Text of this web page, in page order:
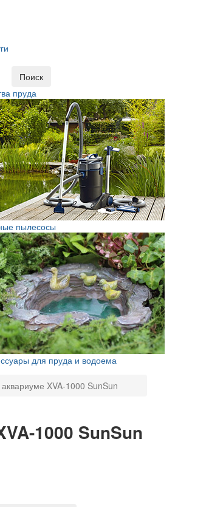
Поиск
пруда
пылесосы
для пруда и водоема
XVA-1000 SunSun
1000 SunSun